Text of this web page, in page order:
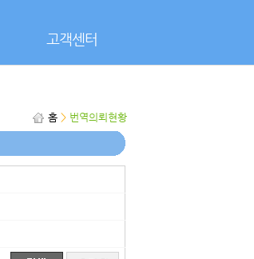
고객센터
홈> 번역의뢰현황